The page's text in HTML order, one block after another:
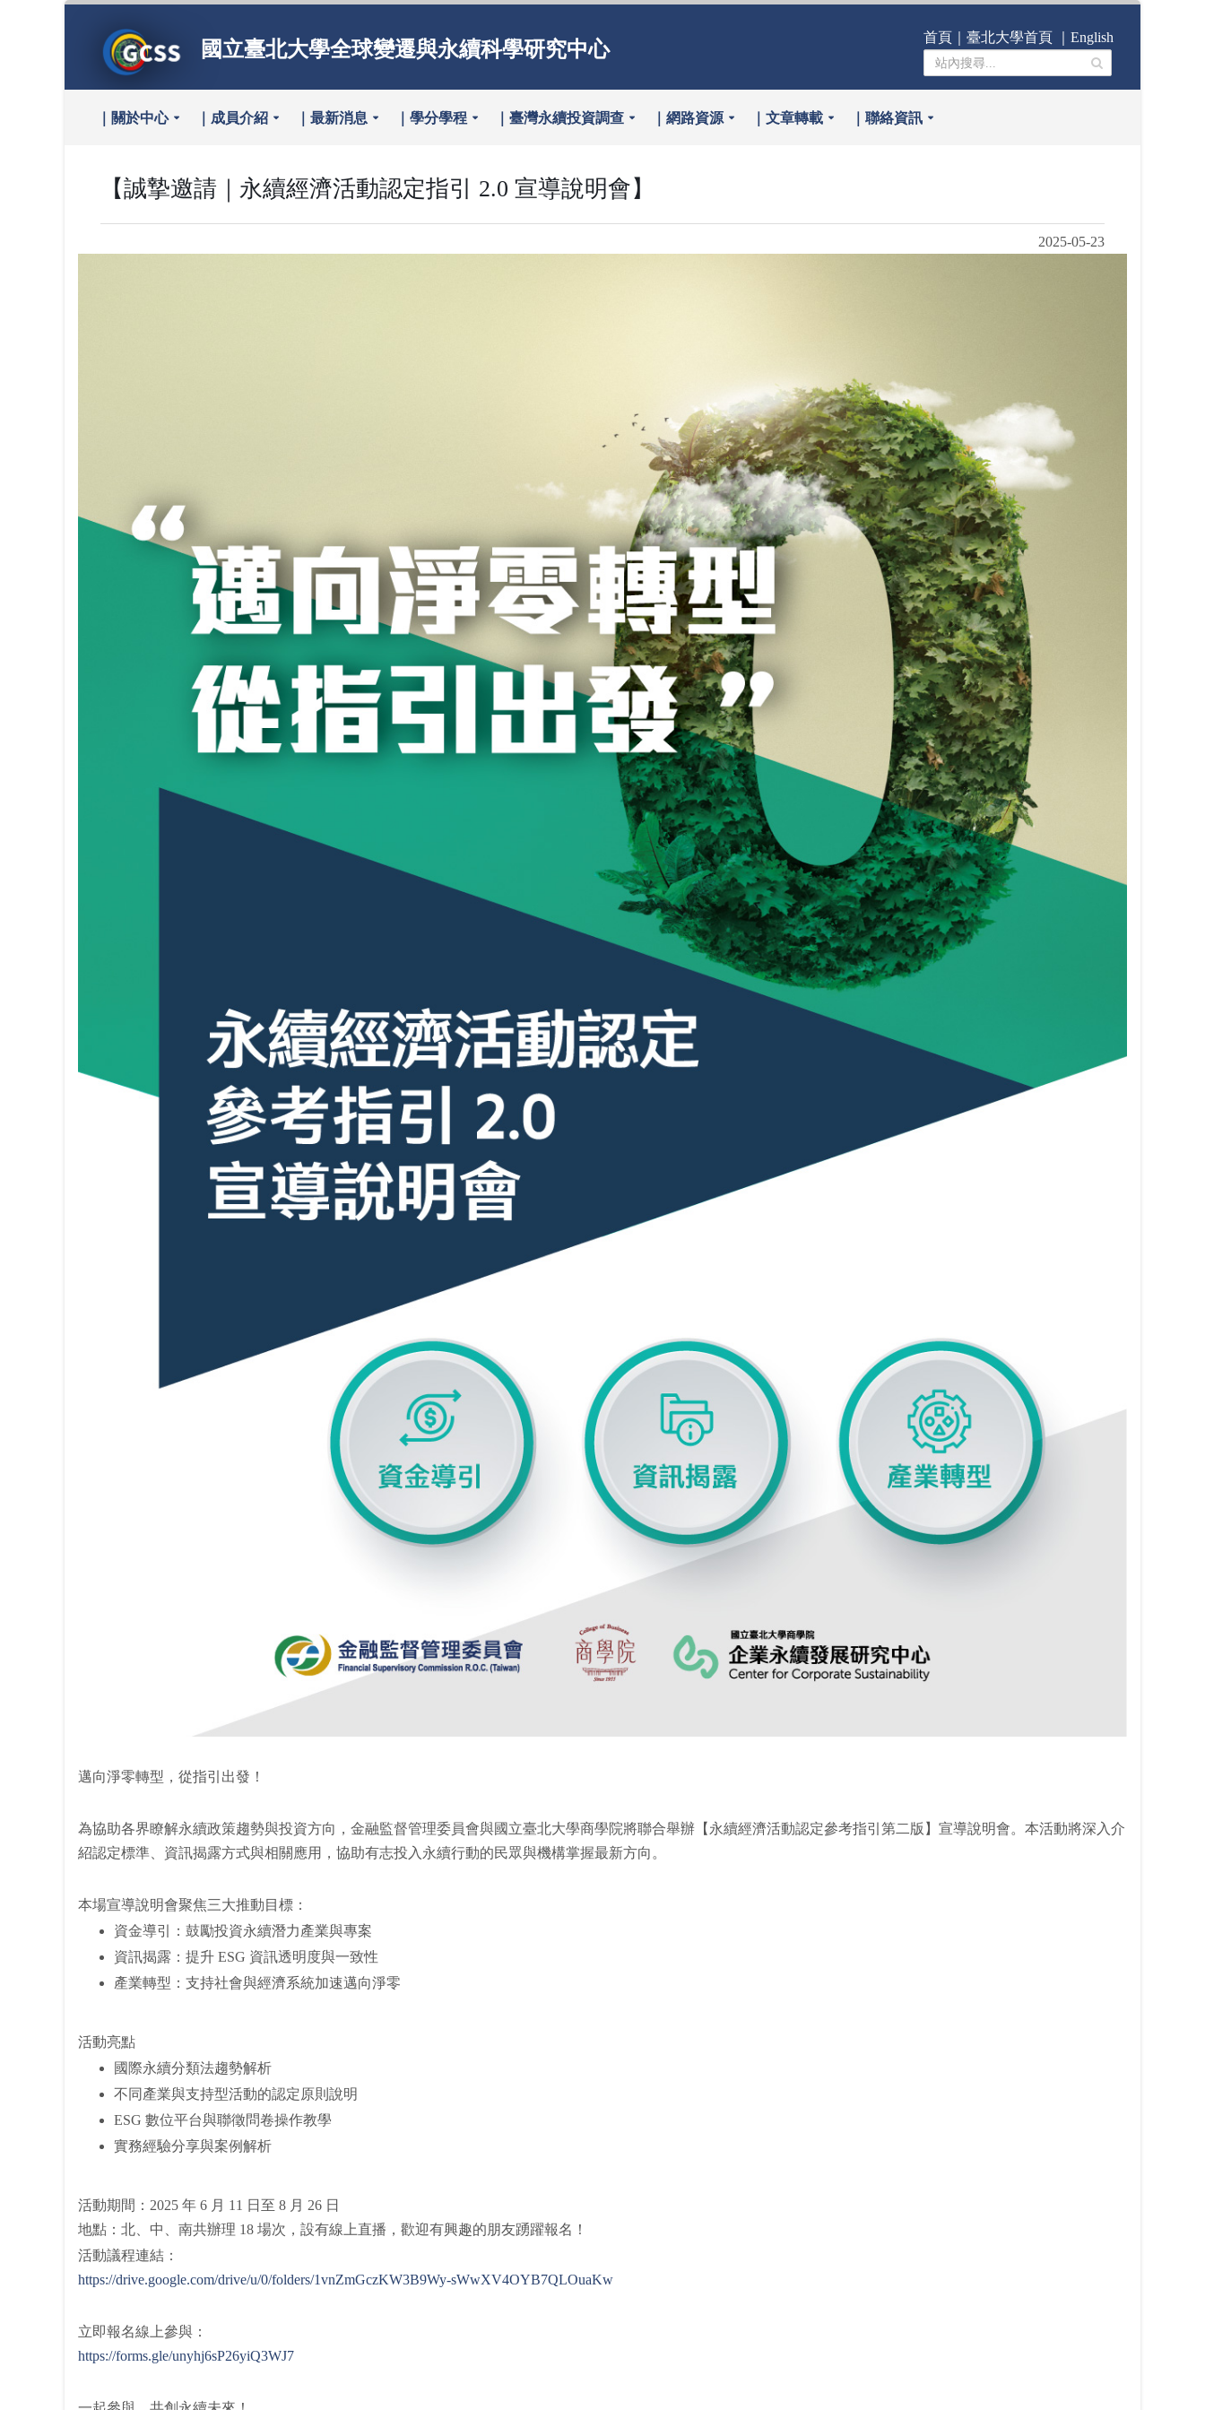
國立臺北大學全球變遷與永續科學研究中心
首頁 臺北大學首頁 English
｜關於中心 ｜成員介紹 ｜最新消息 ｜學分學程 ｜臺灣永續投資調查 ｜網路資源 ｜文章轉載 ｜聯絡資訊
【誠摯邀請｜永續經濟活動認定指引 2.0 宣導說明會】
2025-05-23
邁向淨零轉型，從指引出發！
為協助各界瞭解永續政策趨勢與投資方向，金融監督管理委員會與國立臺北大學商學院將聯合舉辦【永續經濟活動認定參考指引第二版】宣導說明會。本活動將深入介
紹認定標準、資訊揭露方式與相關應用，協助有志投入永續行動的民眾與機構掌握最新方向。
本場宣導說明會聚焦三大推動目標：
資金導引：鼓勵投資永續潛力產業與專案
資訊揭露：提升 ESG 資訊透明度與一致性
產業轉型：支持社會與經濟系統加速邁向淨零
活動亮點
國際永續分類法趨勢解析
不同產業與支持型活動的認定原則說明
ESG 數位平台與聯徵問卷操作教學
實務經驗分享與案例解析
活動期間：2025 年 6 月 11 日至 8 月 26 日
地點：北、中、南共辦理 18 場次，設有線上直播，歡迎有興趣的朋友踴躍報名！
活動議程連結：
https://drive.google.com/drive/u/0/folders/1vnZmGczKW3B9Wy-sWwXV4OYB7QLOuaKw
立即報名線上參與：
https://forms.gle/unyhj6sP26yiQ3WJ7